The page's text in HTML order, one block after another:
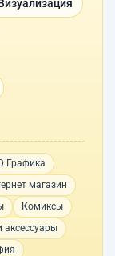
Графика
магазин
Комиксы
аксессуары